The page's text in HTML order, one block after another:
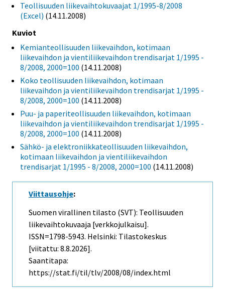
Teollisuuden liikevaihtokuvaajat 1/1995-8/2008
(Excel) (14.11.2008)
Kuviot
Kemianteollisuuden liikevaihdon, kotimaan
liikevaihdon ja vientiliikevaihdon trendisarjat 1/1995 -
8/2008, 2000=100 (14.11.2008)
Koko teollisuuden liikevaihdon, kotimaan
liikevaihdon ja vientiliikevaihdon trendisarjat 1/1995 -
8/2008, 2000=100 (14.11.2008)
Puu- ja paperiteollisuuden liikevaihdon, kotimaan
liikevaihdon ja vientiliikevaihdon trendisarjat 1/1995 -
8/2008, 2000=100 (14.11.2008)
Sähkö- ja elektroniikkateollisuuden liikevaihdon,
kotimaan liikevaihdon ja vientiliikevaihdon
trendisarjat 1/1995 - 8/2008, 2000=100 (14.11.2008)
Viittausohje:
Suomen virallinen tilasto (SVT): Teollisuuden
liikevaihtokuvaaja [verkkojulkaisu].
ISSN=1798-5943. Helsinki: Tilastokeskus
[viitattu: 8.8.2026].
Saantitapa:
https://stat.fi/til/tlv/2008/08/index.html